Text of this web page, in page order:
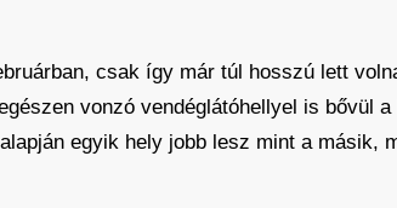
csak így már túl hosszú lett
vonzó vendéglátóhellyel is bővül
egyik hely jobb lesz mint a másik,